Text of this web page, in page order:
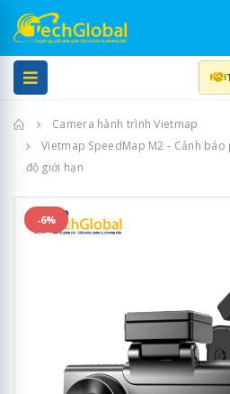
Trang chủCamera hành trình Vietmap
Vietmap SpeedMap M2 - Cảnh
độ giới hạn
-6%